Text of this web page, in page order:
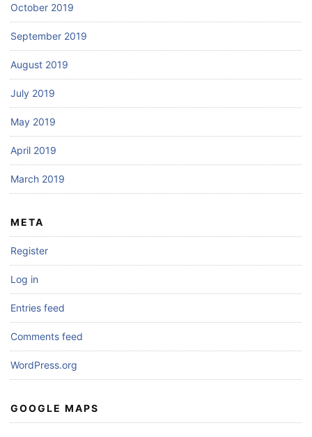
October 2019
September 2019
August 2019
July 2019
May 2019
April 2019
March 2019
META
Register
Log in
Entries feed
Comments feed
WordPress.org
GOOGLE MAPS